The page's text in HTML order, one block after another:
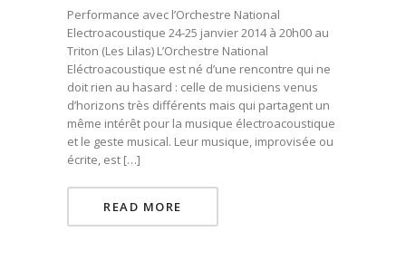
Performance avec l’Orchestre National
Electroacoustique 24-25 janvier 2014 à 20h00 au
Triton (Les Lilas) L’Orchestre National
Eléctroacoustique est né d’une rencontre qui ne
doit rien au hasard : celle de musiciens venus
d’horizons très différents mais qui partagent un
même intérêt pour la musique électroacoustique
et le geste musical. Leur musique, improvisée ou
écrite, est […]
READ MORE